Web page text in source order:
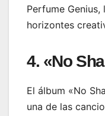
Perfume
horizontes
4. «No
El álbum «No
una de las